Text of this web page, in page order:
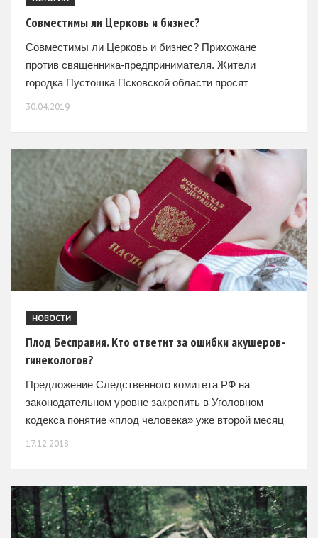
Совместимы ли Церковь и бизнес?
Совместимы ли Церковь и бизнес? Прихожане
против священника-предпринимателя. Жители
городка Пустошка Псковской области просят
считают,
30.04.2019
НОВОСТИ
Плод Бесправия. Кто ответит за ошибки акушеров-
гинекологов?
Предложение Следственного комитета РФ на
законодательном уровне закрепить в Уголовном
кодекса понятие «плод человека» уже второй месяц
обсуждается в пылу противоречий. Многие родители
17.12.2018